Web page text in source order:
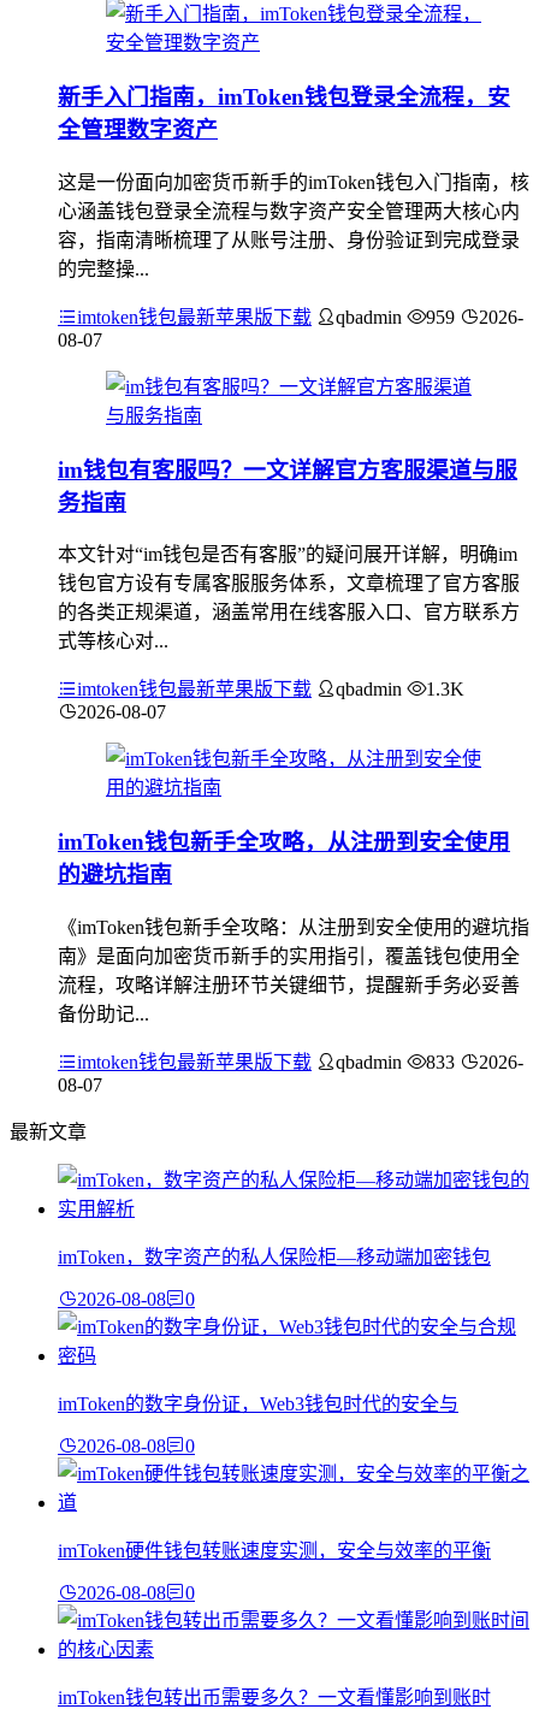
新手入门指南，imToken钱包登录全流程，安
全管理数字资产
这是一份面向加密货币新手的imToken钱包入门指南，核
心涵盖钱包登录全流程与数字资产安全管理两大核心内
容，指南清晰梳理了从账号注册、身份验证到完成登录
的完整操...
imtoken钱包最新苹果版下载 qbadmin 959
2026-
08-07
im钱包有客服吗？一文详解官方客服渠道与服
务指南
本文针对“im钱包是否有客服”的疑问展开详解，明确im
钱包官方设有专属客服服务体系，文章梳理了官方客服
的各类正规渠道，涵盖常用在线客服入口、官方联系方
式等核心对...
imtoken钱包最新苹果版下载 qbadmin
1.3K
2026-08-07
imToken钱包新手全攻略，从注册到安全使用
的避坑指南
《imToken钱包新手全攻略：从注册到安全使用的避坑指
南》是面向加密货币新手的实用指引，覆盖钱包使用全
流程，攻略详解注册环节关键细节，提醒新手务必妥善
备份助记...
imtoken钱包最新苹果版下载 qbadmin 833
2026-
08-07
最新文章
imToken，数字资产的私人保险柜—移动端加密钱包
2026-08-08 0
imToken的数字身份证，Web3钱包时代的安全与
2026-08-08 0
imToken硬件钱包转账速度实测，安全与效率的平衡
2026-08-08 0
imToken钱包转出币需要多久？一文看懂影响到账时